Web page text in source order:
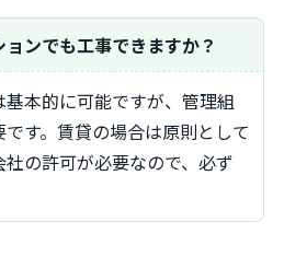
ョンでも工事できますか？
す。賃貸の場合は原則として
の許可が必要なので、必ず